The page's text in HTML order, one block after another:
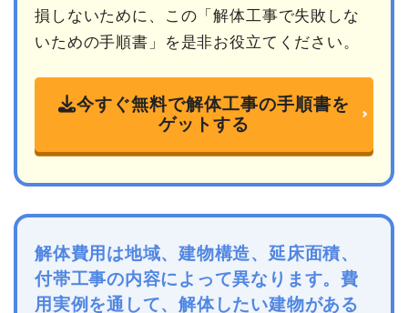
損しないために、この「解体工事で失敗しな
いための手順書」を是非お役立てください。
今すぐ無料で解体工事の手順書を
ゲットする
解体費用は地域、建物構造、延床面積、
付帯工事の内容によって異なります。費
用実例を通して、解体したい建物がある